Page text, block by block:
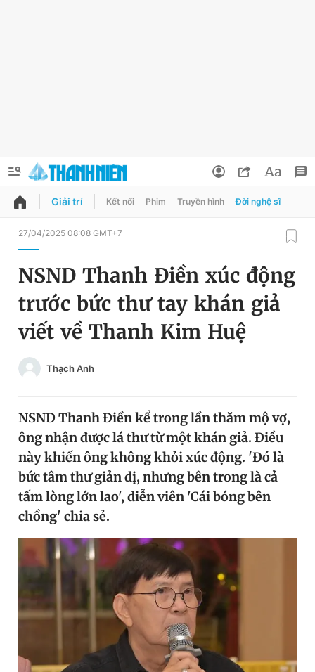
QUẢNG CÁO
Chuyên mục
Chuyên mục khác
Chào ngày mới
Tin 360
Video Magazine
Sản phẩm khác
Thông tin tòa soạn Liên hệ quảng cáo
Đổi mật khẩu
Tin đã lưu
Giải trí Kết nối Phim Truyền hình Đời nghệ sĩ
27/04/2025 08:08 GMT+7
NSND Thanh Điền xúc động
trước bức thư tay khán giả
viết về Thanh Kim Huệ
Thạch Anh
NSND Thanh Điền kể trong lần thăm mộ vợ,
ông nhận được lá thư từ một khán giả. Điều
này khiến ông không khỏi xúc động. 'Đó là
bức tâm thư giản dị, nhưng bên trong là cả
tấm lòng lớn lao', diễn viên 'Cái bóng bên
chồng' chia sẻ.